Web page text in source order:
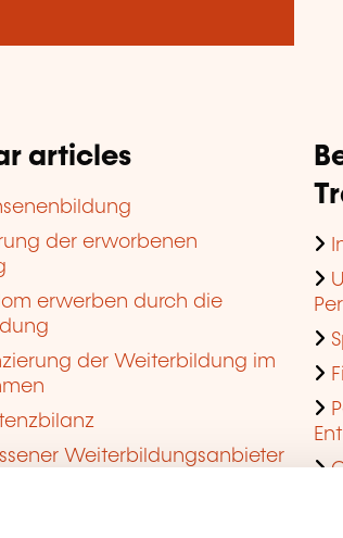
articles
der erworbenen
erwerben durch die
der Weiterbildung im
Weiterbildungsanbieter